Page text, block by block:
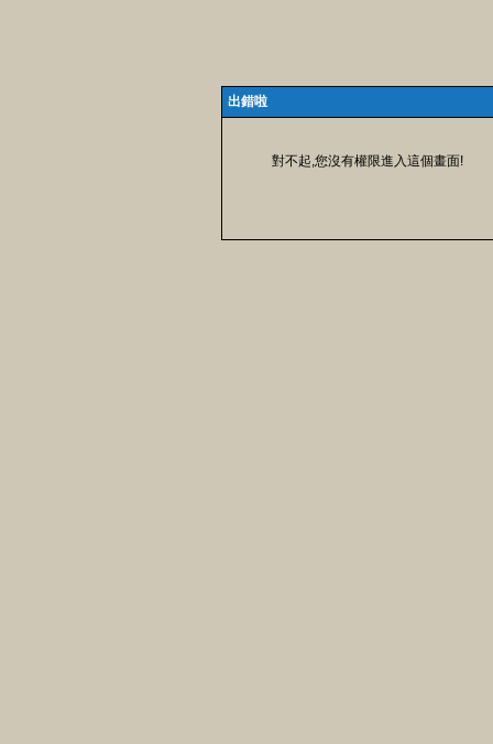
出錯啦
對不起,您沒有權限進入這個畫面!